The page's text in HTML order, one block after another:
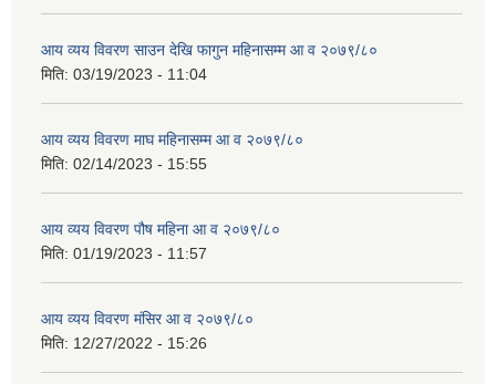
आय व्यय विवरण साउन देखि फागुन महिनासम्म आ व २०७९/८०
मिति: 03/19/2023 - 11:04
आय व्यय विवरण माघ महिनासम्म आ व २०७९/८०
मिति: 02/14/2023 - 15:55
आय व्यय विवरण पौष महिना आ व २०७९/८०
मिति: 01/19/2023 - 11:57
आय व्यय विवरण मंसिर आ व २०७९/८०
मिति: 12/27/2022 - 15:26